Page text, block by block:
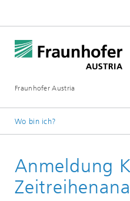
Fraunhofer Austria
Wo bin ich?
Weiterbildung
KI4LIFE
Anmeldung